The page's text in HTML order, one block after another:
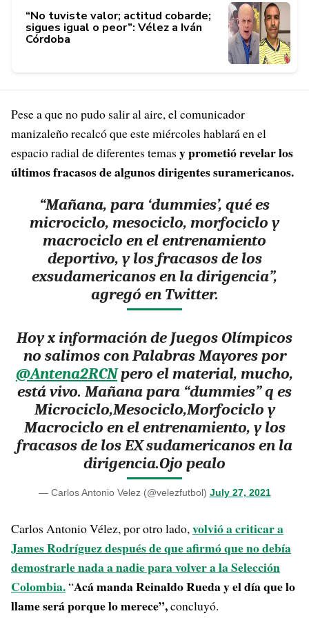
“No tuviste valor; actitud cobarde;
sigues igual o peor”: Vélez a Iván
Córdoba
Pese a que no pudo salir al aire, el comunicador
manizaleño recalcó que este miércoles hablará en el
espacio radial de diferentes temas y prometió revelar los
últimos fracasos de algunos dirigentes suramericanos.
“Mañana, para ‘dummies’, qué es
microciclo, mesociclo, morfociclo y
macrociclo en el entrenamiento
deportivo, y los fracasos de los
exsudamericanos en la dirigencia”,
agregó en Twitter.
Hoy x información de Juegos Olímpicos
no salimos con Palabras Mayores por
@Antena2RCNpero el material, mucho,
está vivo. Mañana para “dummies” q es
Microciclo,Mesociclo,Morfociclo y
Macrociclo en el entrenamiento, y los
fracasos de los EX sudamericanos en la
dirigencia.Ojo pealo
— Carlos Antonio Velez (@velezfutbol) July 27, 2021
Carlos Antonio Vélez, por otro lado,volvió a criticar a
James Rodríguez después de que afirmó que no debía
demostrarle nada a nadie para volver a la Selección
Colombia.“Acá manda Reinaldo Rueda y el día que lo
llame será porque lo merece”,concluyó.